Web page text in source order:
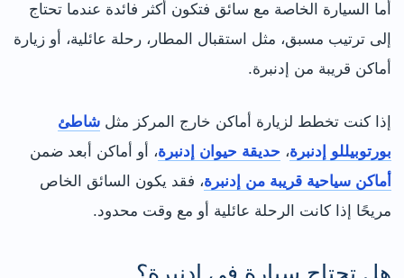
أما السيارة الخاصة مع سائق فتكون أكثر فائدة عندما تحتاج
إلى ترتيب مسبق، مثل استقبال المطار، رحلة عائلية، أو زيارة
أماكن قريبة من إدنبرة.
إذا كنت تخطط لزيارة أماكن خارج المركز مثل شاطئ
بورتوبيللو إدنبرة، حديقة حيوان إدنبرة، أو أماكن أبعد ضمن
أماكن سياحية قريبة من إدنبرة، فقد يكون السائق الخاص
مريحًا إذا كانت الرحلة عائلية أو مع وقت محدود.
هل تحتاج سيارة في إدنبرة؟